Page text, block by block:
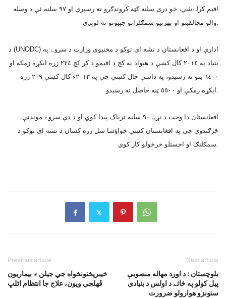
افيم کرلےشي، خو درى سلنه ګټه کروندګرو ته رسېږي او ٩٧ سلنه ئې د وسله
والو مخالفينو او بهرنيو سمګلرانو جېبونو ته لوېږي.
د (UNODC) ادارې او د افغانستان د نشه اى توکو د مخنيوى وزارت د سروے په
بنياد په ٢٠١٤ کال کښې د هېواد په کچ د افيمو د کر کچ ٢٢٤ زره ايکړه زمکه او
٦٤٠٠ ټنو ته رسيدو، په داسې حال کښې چې په ٢٠١٣ء کال کښې ٢٠٩ زره
ايکړه زمکې او ٥٥٠٠ ټنه حاصل ته رسيدو.
افغانستان دا وخت د نړۍ ٩٠ سلنه ترياک پيدا کوي او د دې سروے موندنې
څرګندوي چې په افغانستان کښې خواؤشا سل زره کسان د نشه اى توکو د
سمګلنګ او اخستلو خرڅولو کار کوي.
Previous article
خيبرپختونخواه جي جيلن ۾ بيماريون
ڦهلجي ويون، علاج جا انتظام اڻلڀ
Next article
بلوچستان : د اوږد مهاله منصوبې
پيل کولو په ځائے د اولس د بنيادى
ستونزو هوارولو ضرورت